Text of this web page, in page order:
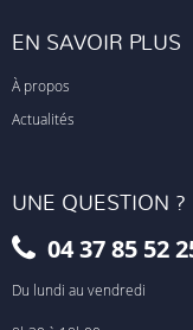
EN SAVOIR PLUS
À propos
Actualités
UNE QUESTION ?
04 37 85 52
Du lundi au vendredi